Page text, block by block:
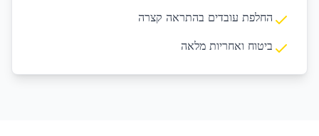
החלפת עובדים בהתראה קצרה
ביטוח ואחריות מלאה